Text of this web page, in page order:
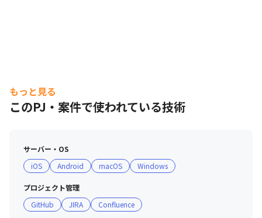
もっと見る
このPJ・案件で使われている技術
サーバー・OS
iOS
Android macOS Windows
プロジェクト管理
GitHub
JIRA Confluence